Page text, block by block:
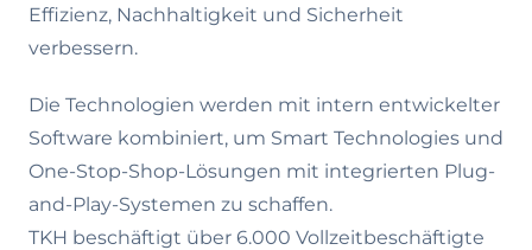
Effizienz, Nachhaltigkeit und Sicherheit
verbessern.
Die Technologien werden mit intern entwickelter
Software kombiniert, um Smart Technologies und
One-Stop-Shop-Lösungen mit integrierten Plug-
and-Play-Systemen zu schaffen.
TKH beschäftigt über 6.000 Vollzeitbeschäftigte